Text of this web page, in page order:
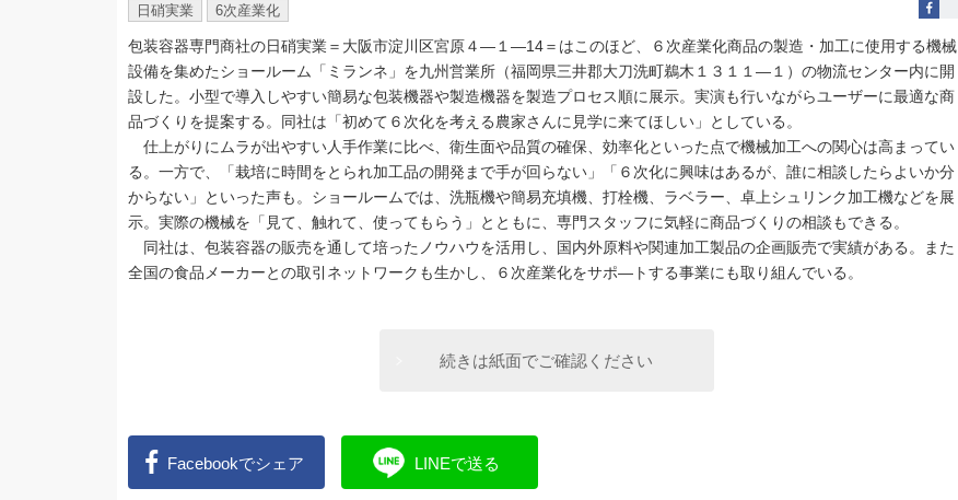
日硝実業 6次産業化
包装容器専門商社の日硝実業＝大阪市淀川区宮原４―１―14＝はこのほど、６次産業化商品の製造・加工に使用する機械
設備を集めたショールーム「ミランネ」を九州営業所（福岡県三井郡大刀洗町鵜木１３１１―１）の物流センター内に開
設した。小型で導入しやすい簡易な包装機器や製造機器を製造プロセス順に展示。実演も行いながらユーザーに最適な商
品づくりを提案する。同社は「初めて６次化を考える農家さんに見学に来てほしい」としている。
仕上がりにムラが出やすい人手作業に比べ、衛生面や品質の確保、効率化といった点で機械加工への関心は高まってい
る。一方で、「栽培に時間をとられ加工品の開発まで手が回らない」「６次化に興味はあるが、誰に相談したらよいか分
からない」といった声も。ショールームでは、洗瓶機や簡易充填機、打栓機、ラベラー、卓上シュリンク加工機などを展
示。実際の機械を「見て、触れて、使ってもらう」とともに、専門スタッフに気軽に商品づくりの相談もできる。
同社は、包装容器の販売を通して培ったノウハウを活用し、国内外原料や関連加工製品の企画販売で実績がある。また
全国の食品メーカーとの取引ネットワークも生かし、６次産業化をサポ―トする事業にも取り組んでいる。
続きは紙面でご確認ください
Facebookでシェア LINEで送る